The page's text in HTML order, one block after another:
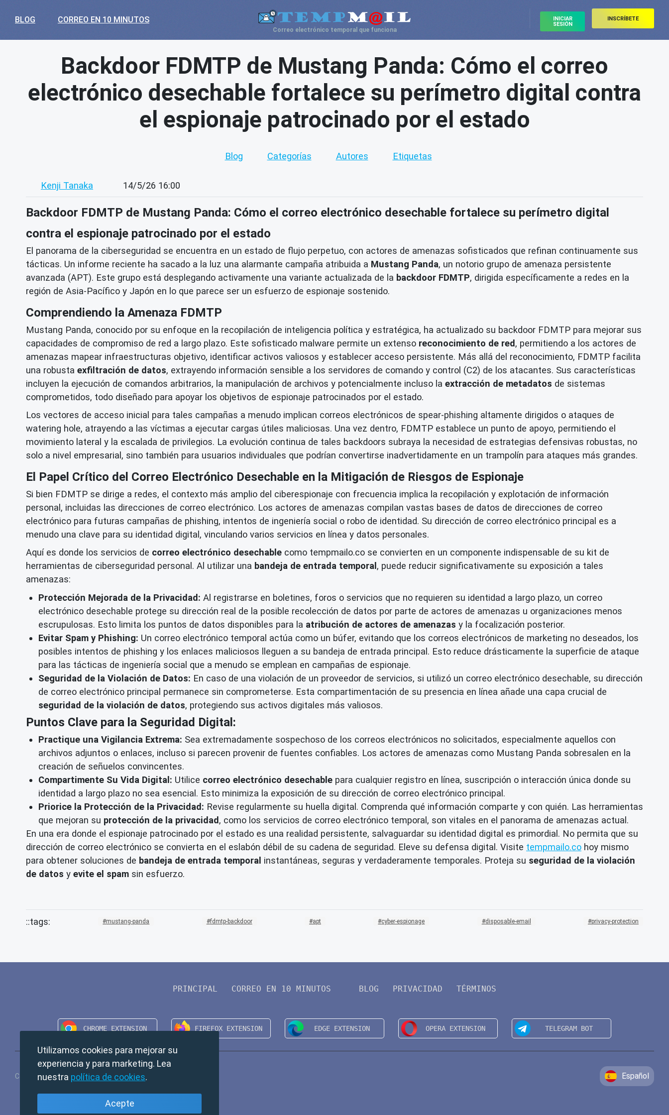
BLOG CORREO EN 10 MINUTOS
Correo electrónico temporal que funciona
INICIAR
SESIÓN
INSCRÍBETE
Backdoor FDMTP de Mustang Panda: Cómo el correo
electrónico desechable fortalece su perímetro digital contra
el espionaje patrocinado por el estado
Blog Categorías Autores Etiquetas
Kenji Tanaka 14/5/26 16:00
Backdoor FDMTP de Mustang Panda: Cómo el correo electrónico desechable fortalece su perímetro digital
contra el espionaje patrocinado por el estado
El panorama de la ciberseguridad se encuentra en un estado de flujo perpetuo, con actores de amenazas sofisticados que refinan continuamente sus
tácticas. Un informe reciente ha sacado a la luz una alarmante campaña atribuida a Mustang Panda, un notorio grupo de amenaza persistente
avanzada (APT). Este grupo está desplegando activamente una variante actualizada de la backdoor FDMTP, dirigida específicamente a redes en la
región de Asia-Pacífico y Japón en lo que parece ser un esfuerzo de espionaje sostenido.
Comprendiendo la Amenaza FDMTP
Mustang Panda, conocido por su enfoque en la recopilación de inteligencia política y estratégica, ha actualizado su backdoor FDMTP para mejorar sus
capacidades de compromiso de red a largo plazo. Este sofisticado malware permite un extenso reconocimiento de red, permitiendo a los actores de
amenazas mapear infraestructuras objetivo, identificar activos valiosos y establecer acceso persistente. Más allá del reconocimiento, FDMTP facilita
una robusta exfiltración de datos, extrayendo información sensible a los servidores de comando y control (C2) de los atacantes. Sus características
incluyen la ejecución de comandos arbitrarios, la manipulación de archivos y potencialmente incluso la extracción de metadatos de sistemas
comprometidos, todo diseñado para apoyar los objetivos de espionaje patrocinados por el estado.
Los vectores de acceso inicial para tales campañas a menudo implican correos electrónicos de spear-phishing altamente dirigidos o ataques de
watering hole, atrayendo a las víctimas a ejecutar cargas útiles maliciosas. Una vez dentro, FDMTP establece un punto de apoyo, permitiendo el
movimiento lateral y la escalada de privilegios. La evolución continua de tales backdoors subraya la necesidad de estrategias defensivas robustas, no
solo a nivel empresarial, sino también para usuarios individuales que podrían convertirse inadvertidamente en un trampolín para ataques más grandes.
El Papel Crítico del Correo Electrónico Desechable en la Mitigación de Riesgos de Espionaje
Si bien FDMTP se dirige a redes, el contexto más amplio del ciberespionaje con frecuencia implica la recopilación y explotación de información
personal, incluidas las direcciones de correo electrónico. Los actores de amenazas compilan vastas bases de datos de direcciones de correo
electrónico para futuras campañas de phishing, intentos de ingeniería social o robo de identidad. Su dirección de correo electrónico principal es a
menudo una clave para su identidad digital, vinculando varios servicios en línea y datos personales.
Aquí es donde los servicios de correo electrónico desechable como tempmailo.co se convierten en un componente indispensable de su kit de
herramientas de ciberseguridad personal. Al utilizar una bandeja de entrada temporal , puede reducir significativamente su exposición a tales
amenazas:
Protección Mejorada de la Privacidad: Al registrarse en boletines, foros o servicios que no requieren su identidad a largo plazo, un correo
electrónico desechable protege su dirección real de la posible recolección de datos por parte de actores de amenazas u organizaciones menos
escrupulosas. Esto limita los puntos de datos disponibles para la atribución de actores de amenazas y la focalización posterior.
Evitar Spam y Phishing: Un correo electrónico temporal actúa como un búfer, evitando que los correos electrónicos de marketing no deseados, los
posibles intentos de phishing y los enlaces maliciosos lleguen a su bandeja de entrada principal. Esto reduce drásticamente la superficie de ataque
para las tácticas de ingeniería social que a menudo se emplean en campañas de espionaje.
Seguridad de la Violación de Datos: En caso de una violación de un proveedor de servicios, si utilizó un correo electrónico desechable, su dirección
de correo electrónico principal permanece sin comprometerse. Esta compartimentación de su presencia en línea añade una capa crucial de
seguridad de la violación de datos, protegiendo sus activos digitales más valiosos.
Puntos Clave para la Seguridad Digital:
Practique una Vigilancia Extrema: Sea extremadamente sospechoso de los correos electrónicos no solicitados, especialmente aquellos con
archivos adjuntos o enlaces, incluso si parecen provenir de fuentes confiables. Los actores de amenazas como Mustang Panda sobresalen en la
creación de señuelos convincentes.
Compartimente Su Vida Digital: Utilice correo electrónico desechable para cualquier registro en línea, suscripción o interacción única donde su
identidad a largo plazo no sea esencial. Esto minimiza la exposición de su dirección de correo electrónico principal.
Priorice la Protección de la Privacidad: Revise regularmente su huella digital. Comprenda qué información comparte y con quién. Las herramientas
que mejoran su protección de la privacidad, como los servicios de correo electrónico temporal, son vitales en el panorama de amenazas actual.
En una era donde el espionaje patrocinado por el estado es una realidad persistente, salvaguardar su identidad digital es primordial. No permita que su
dirección de correo electrónico se convierta en el eslabón débil de su cadena de seguridad. Eleve su defensa digital. Visite tempmailo.co hoy mismo
para obtener soluciones de bandeja de entrada temporal instantáneas, seguras y verdaderamente temporales. Proteja su seguridad de la violación
de datos y evite el spam sin esfuerzo.
mustang-panda fdmtp-backdoor apt cyber-espionage disposable-email privacy-protection
PRINCIPAL CORREO EN 10 MINUTOS BLOG PRIVACIDAD TÉRMINOS
Copyright © 2024 TempMail. All rights reserved. Español
Utilizamos cookies para mejorar su
experiencia y para marketing. Lea
nuestra política de cookies.
Acepte